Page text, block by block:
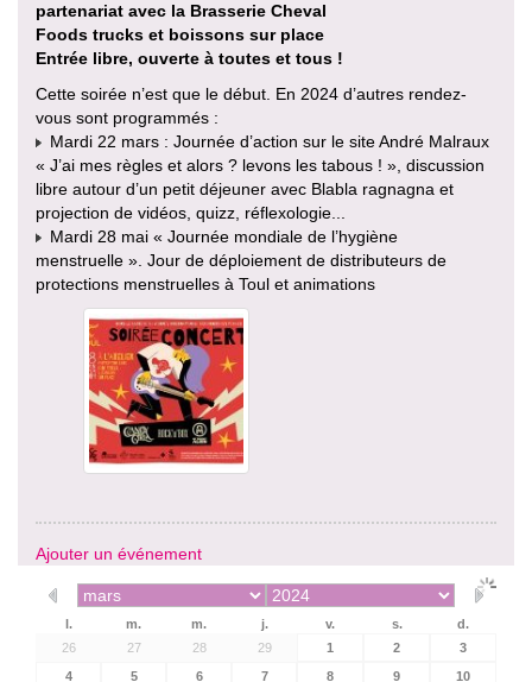
partenariat avec la Brasserie Cheval
Foods trucks et boissons sur place
Entrée libre, ouverte à toutes et tous !
Cette soirée n’est que le début. En 2024 d’autres rendez-
vous sont programmés :
Mardi 22 mars : Journée d’action sur le site André Malraux
« J’ai mes règles et alors ? levons les tabous ! », discussion
libre autour d’un petit déjeuner avec Blabla ragnagna et
projection de vidéos, quizz, réflexologie...
Mardi 28 mai « Journée mondiale de l’hygiène
menstruelle ». Jour de déploiement de distributeurs de
protections menstruelles à Toul et animations
Ajouter un événement
l. m. m. j. v. s.
d.
26
27 28 29 1 2
3
4
5 6 7 8 9
10